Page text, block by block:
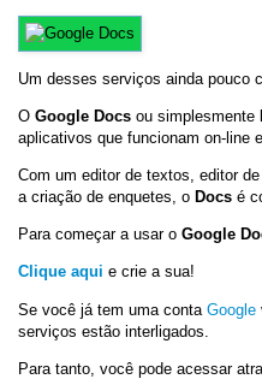
Um desses serviços ainda pouco
O Google Docs ou simplesmente
aplicativos que funcionam on-line
Com um editor de textos, editor
a criação de enquetes, o Docs é
Para começar a usar o Google
Clique aqui e crie a sua!
Se você já tem uma conta Google
serviços estão interligados.
Para tanto, você pode acessar